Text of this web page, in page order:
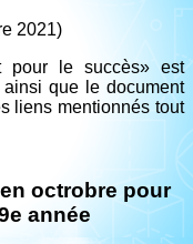
2021)
pour le succès» est
que le document
liens mentionnés tout
octrobre pour
année